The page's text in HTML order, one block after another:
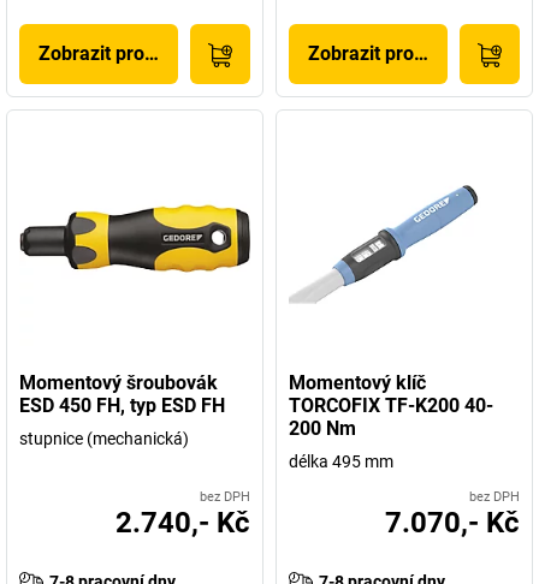
Zobrazit produkt Zobrazit produkt
Momentový šroubovák
ESD 450 FH, typ ESD FH
stupnice (mechanická)
bez DPH
2.740,- Kč
Momentový klíč
TORCOFIX TF-K200 40-
200 Nm
délka 495 mm
bez DPH
7.070,- Kč